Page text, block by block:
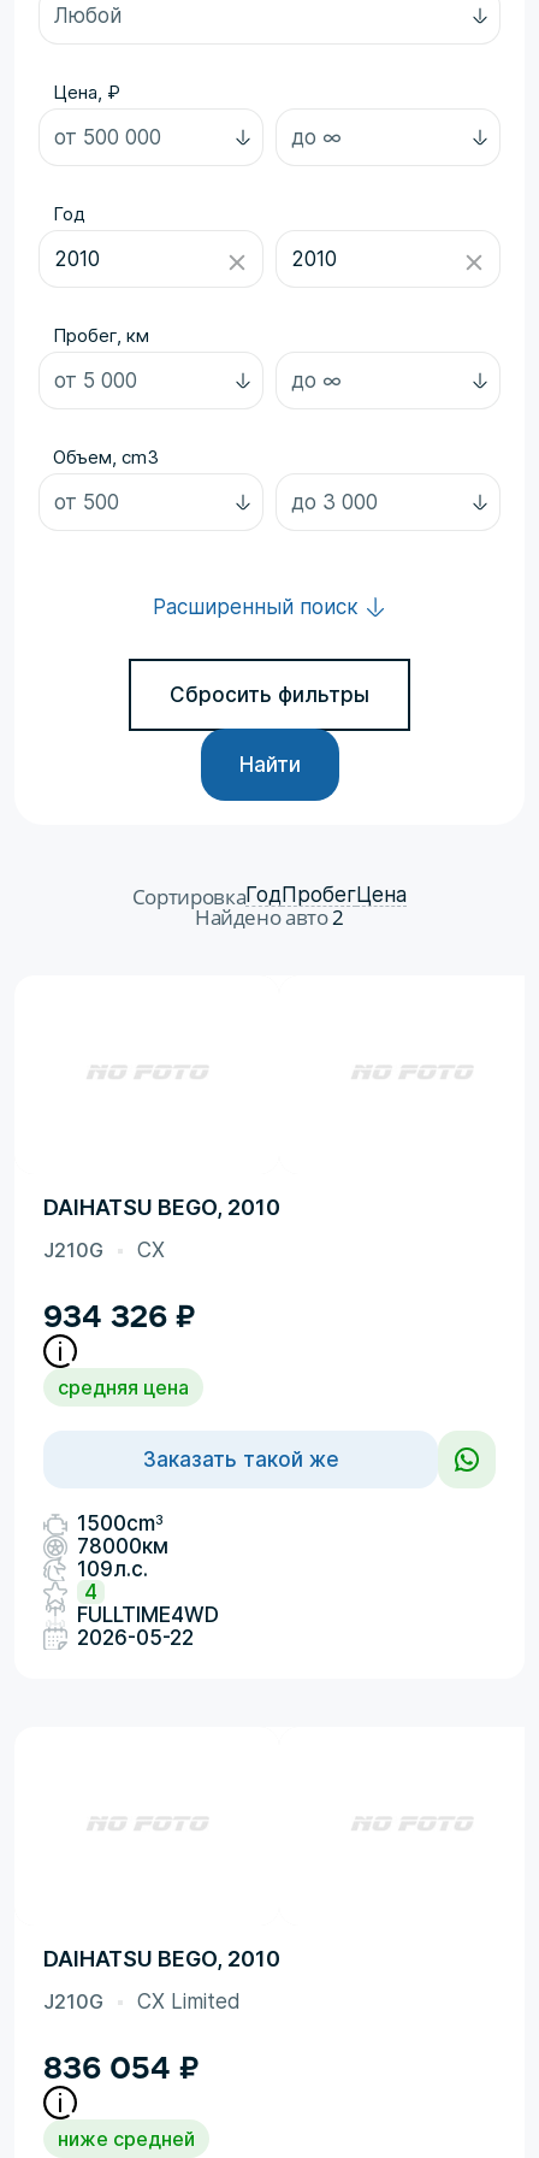
Цена, ₽
Год
Пробег, км
Объем, cm3
Расширенный поиск
Сбросить фильтры
Найти
СортировкаГодПробегЦена
Найдено авто2
DAIHATSU BEGO, 2010
J210G CX
934 326 ₽
средняя цена
Заказать такой же
1500cm3
78000км
109л.с.
4
FULLTIME4WD
2026-05-22
DAIHATSU BEGO, 2010
J210G CX Limited
836 054 ₽
ниже средней